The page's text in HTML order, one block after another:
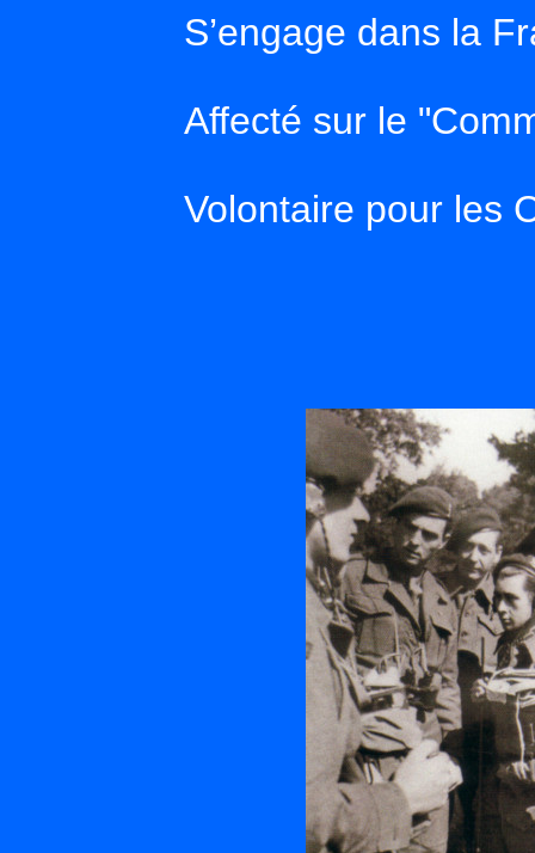
S’engage dans la
Affecté sur le
Volontaire pour les